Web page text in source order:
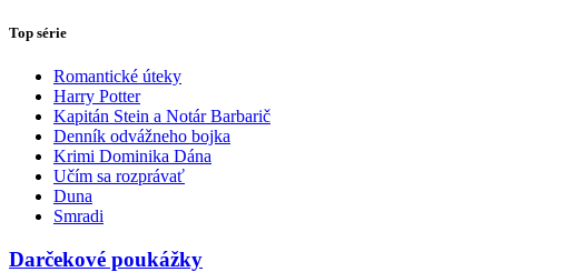
Top série
Romantické úteky
Harry Potter
Kapitán Stein a Notár Barbarič
Denník odvážneho bojka
Krimi Dominika Dána
Učím sa rozprávať
Duna
Smradi
Darčekové poukážky